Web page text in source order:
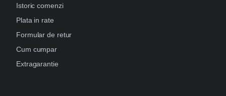
Istoric comenzi
Plata in rate
Formular de retur
Cum cumpar
Extragarantie